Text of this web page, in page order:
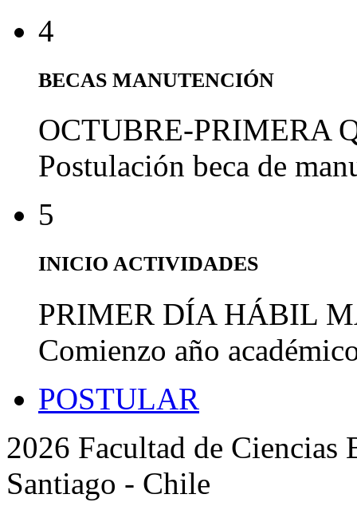
4
BECAS MANUTENCIÓN
OCTUBRE-PRIMERA
Postulación beca de
5
INICIO ACTIVIDADES
PRIMER DÍA HÁBIL
Comienzo año
POSTULAR
2026 Facultad de
Santiago - Chile